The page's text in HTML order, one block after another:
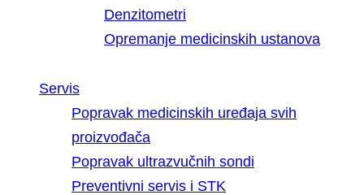
Denzitometri
Opremanje medicinskih ustanova
Servis
Popravak medicinskih uređaja svih
proizvođača
Popravak ultrazvučnih sondi
Preventivni servis i STK